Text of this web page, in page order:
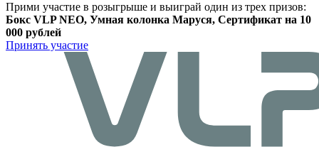
Прими участие в розыгрыше и выиграй один из трех призов:
Бокс VLP NEO, Умная колонка Маруся, Сертификат на 10
000 рублей
Принять участие